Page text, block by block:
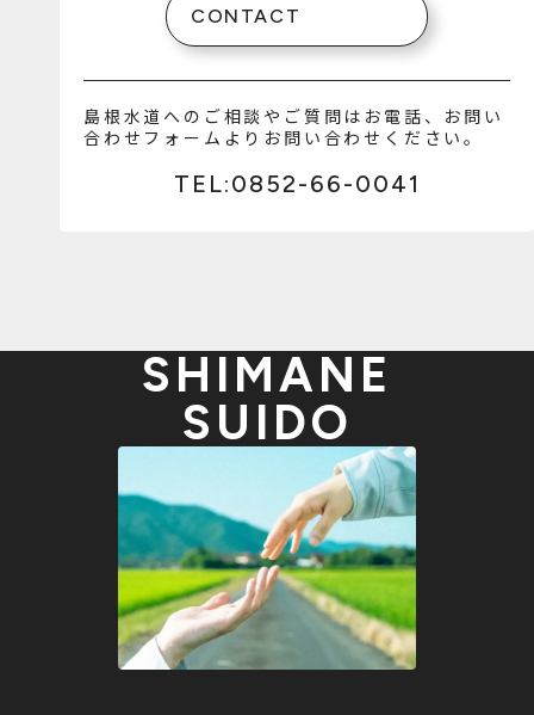
CONTACT
島根水道へのご相談やご質問はお電話、お問い
合わせフォームよりお問い合わせください。
TEL:0852-66-0041
SHIMANE
SUIDO